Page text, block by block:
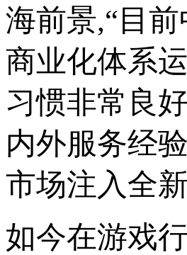
海前景,“目
商业化体系
习惯非常良
内外服务经
市场注入全
如今在游戏